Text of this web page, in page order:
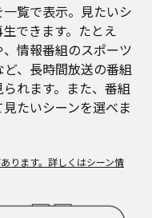
覧で表示。見たいシ
できます。たとえ
情報番組のスポーツ
、長時間放送の番組
れます。また、番組
たいシーンを選べま
ります。詳しくはシーン情